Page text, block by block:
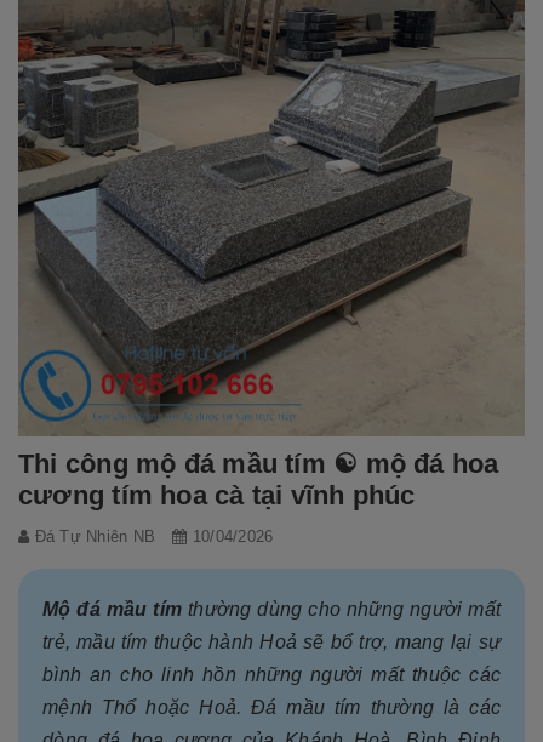
Thi công mộ đá mầu tím ☯️ mộ đá hoa
cương tím hoa cà tại vĩnh phúc
Đá Tự Nhiên NB 10/04/2026
Mộ đá mầu tím thường dùng cho những người mất
trẻ, mầu tím thuộc hành Hoả sẽ bổ trợ, mang lại sự
bình an cho linh hồn những người mất thuộc các
mệnh Thổ hoặc Hoả. Đá mầu tím thường là các